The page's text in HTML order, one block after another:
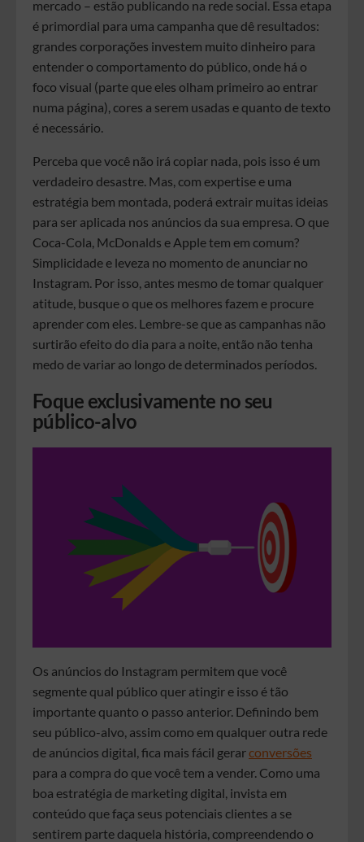
mercado – estão publicando na rede social. Essa etapa
é primordial para uma campanha que dê resultados:
grandes corporações investem muito dinheiro para
entender o comportamento do público, onde há o
foco visual (parte que eles olham primeiro ao entrar
numa página), cores a serem usadas e quanto de texto
é necessário.
Perceba que você não irá copiar nada, pois isso é um
verdadeiro desastre. Mas, com expertise e uma
estratégia bem montada, poderá extrair muitas ideias
para ser aplicada nos anúncios da sua empresa. O que
Coca-Cola, McDonalds e Apple tem em comum?
Simplicidade e leveza no momento de anunciar no
Instagram. Por isso, antes mesmo de tomar qualquer
atitude, busque o que os melhores fazem e procure
aprender com eles. Lembre-se que as campanhas não
surtirão efeito do dia para a noite, então não tenha
medo de variar ao longo de determinados períodos.
Foque exclusivamente no seu
público-alvo
Os anúncios do Instagram permitem que você
segmente qual público quer atingir e isso é tão
importante quanto o passo anterior. Definindo bem
seu público-alvo, assim como em qualquer outra rede
de anúncios digital, fica mais fácil gerarconversões
para a compra do que você tem a vender. Como uma
boa estratégia de marketing digital, invista em
conteúdo que faça seus potenciais clientes a se
sentirem parte daquela história, compreendendo o